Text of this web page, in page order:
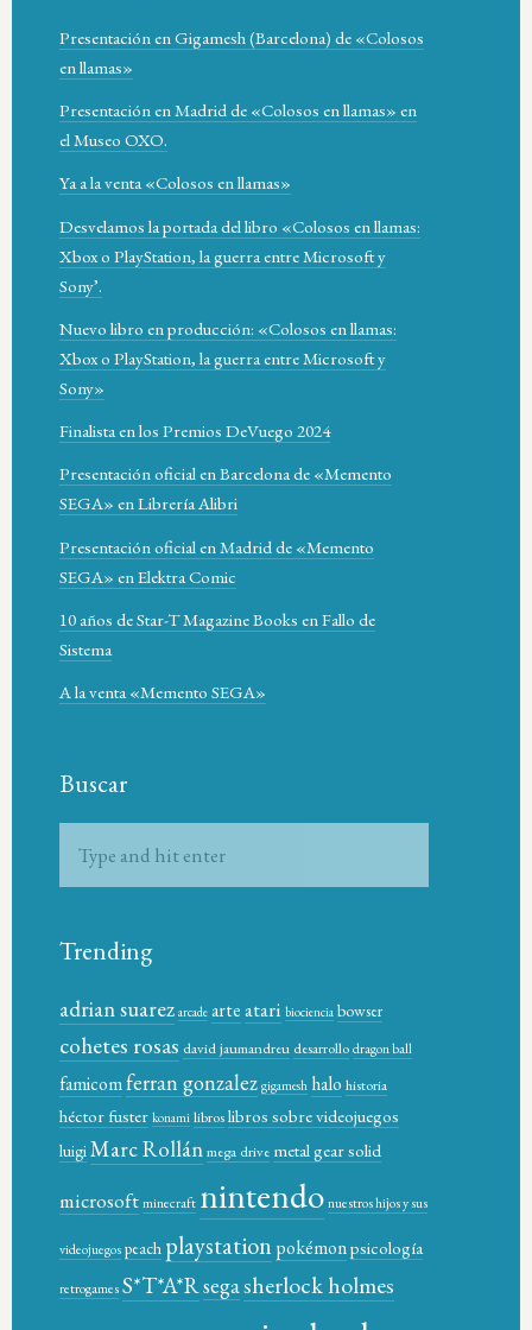
Presentación en Gigamesh (Barcelona) de «Colosos
en llamas»
Presentación en Madrid de «Colosos en llamas» en
el Museo OXO.
Ya a la venta «Colosos en llamas»
Desvelamos la portada del libro «Colosos en llamas:
Xbox o PlayStation, la guerra entre Microsoft y
Sony’.
Nuevo libro en producción: «Colosos en llamas:
Xbox o PlayStation, la guerra entre Microsoft y
Sony»
Finalista en los Premios DeVuego 2024
Presentación oficial en Barcelona de «Memento
SEGA» en Librería Alibri
Presentación oficial en Madrid de «Memento
SEGA» en Elektra Comic
10 años de Star-T Magazine Books en Fallo de
Sistema
A la venta «Memento SEGA»
Buscar
Trending
adrian suarez arcade arteatari biociencia bowser
cohetes rosas david jaumandreu desarrollodragon ball
famicomferran gonzalez gigamesh halo historia
héctor fuster konami libroslibros sobre videojuegos
luigiMarc Rollánmega drive metal gear solid
microsoftminecraft nintendonuestros hijos y sus
videojuegospeach playstationpokémonpsicología
retrogamesS*T*A*Rsegasherlock holmes